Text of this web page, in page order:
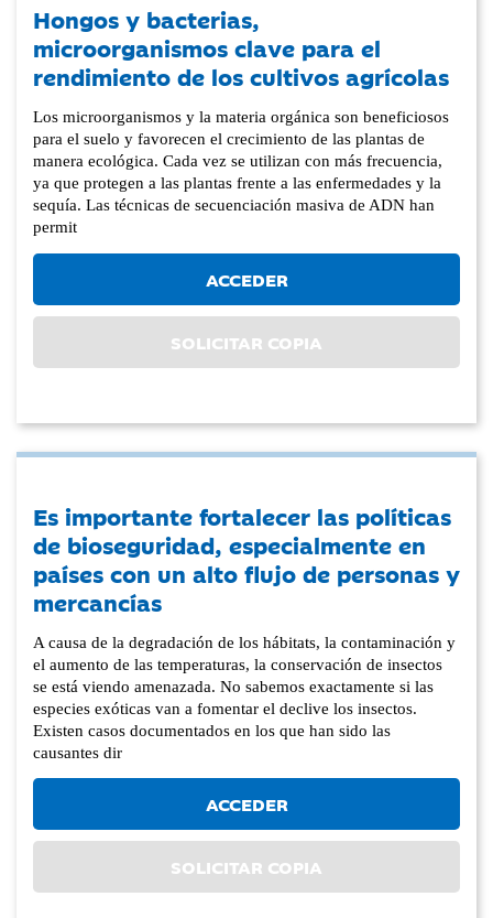
Hongos y bacterias,
microorganismos clave para el
rendimiento de los cultivos agrícolas
Los microorganismos y la materia orgánica son beneficiosos
para el suelo y favorecen el crecimiento de las plantas de
manera ecológica. Cada vez se utilizan con más frecuencia,
ya que protegen a las plantas frente a las enfermedades y la
sequía. Las técnicas de secuenciación masiva de ADN han
permit
ACCEDER
SOLICITAR COPIA
Es importante fortalecer las políticas
de bioseguridad, especialmente en
países con un alto flujo de personas y
mercancías
A causa de la degradación de los hábitats, la contaminación y
el aumento de las temperaturas, la conservación de insectos
se está viendo amenazada. No sabemos exactamente si las
especies exóticas van a fomentar el declive los insectos.
Existen casos documentados en los que han sido las
causantes dir
ACCEDER
SOLICITAR COPIA